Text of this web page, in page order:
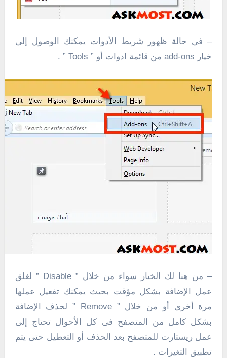
– فى حالة ظهور شريط الأدوات يمكنك الوصول إلى
خيار add-ons من قائمة ادوات أو ” Tools ” .
– من هنا لك الخيار سواء من خلال ” Disable ” لغلق
عمل الإضافة بشكل مؤقت بحيث يمكنك تفعيل عملها
مرة أخرى أو من خلال ” Remove ” لحذف الإضافة
بشكل كامل من المتصفح فى كل الأحوال تحتاج إلى
عمل ريستارت للمتصفح بعد الحذف أو التعطيل حتى يتم
تطبيق التغيرات .